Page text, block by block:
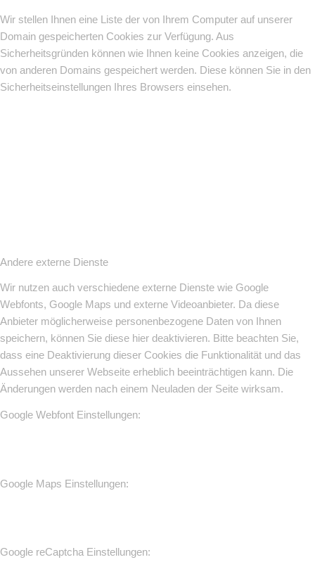
Wir stellen Ihnen eine Liste der von Ihrem Computer auf unserer
Domain gespeicherten Cookies zur Verfügung. Aus
Sicherheitsgründen können wie Ihnen keine Cookies anzeigen, die
von anderen Domains gespeichert werden. Diese können Sie in den
Sicherheitseinstellungen Ihres Browsers einsehen.
Andere externe Dienste
Wir nutzen auch verschiedene externe Dienste wie Google
Webfonts, Google Maps und externe Videoanbieter. Da diese
Anbieter möglicherweise personenbezogene Daten von Ihnen
speichern, können Sie diese hier deaktivieren. Bitte beachten Sie,
dass eine Deaktivierung dieser Cookies die Funktionalität und das
Aussehen unserer Webseite erheblich beeinträchtigen kann. Die
Änderungen werden nach einem Neuladen der Seite wirksam.
Google Webfont Einstellungen:
Google Maps Einstellungen:
Google reCaptcha Einstellungen: